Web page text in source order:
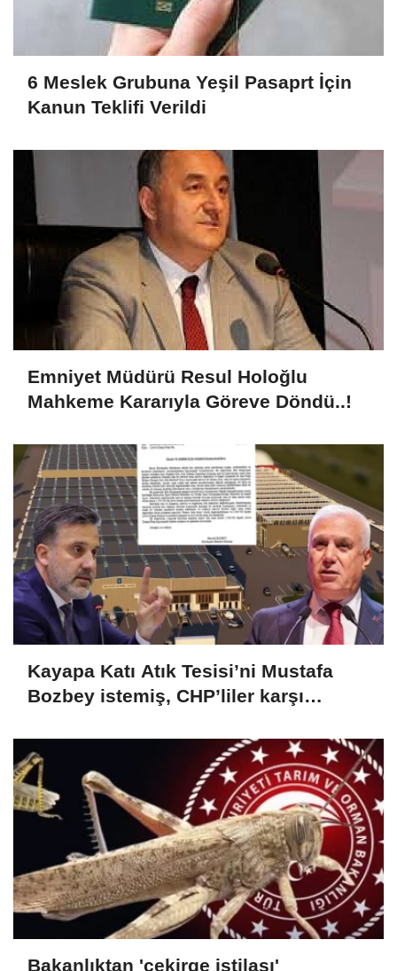
6 Meslek Grubuna Yeşil Pasaprt İçin
Kanun Teklifi Verildi
Emniyet Müdürü Resul Holoğlu
Mahkeme Kararıyla Göreve Döndü..!
Kayapa Katı Atık Tesisi’ni Mustafa
Bozbey istemiş, CHP’liler karşı
Bakanlıktan 'çekirge istilası'